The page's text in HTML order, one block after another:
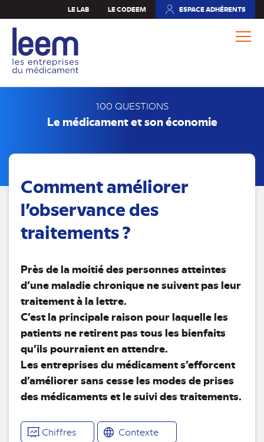
au
contenu
principal
LE LAB LE CODEEM ESPACE ADHÉRENTS
(NOUVEL
100 QUESTIONS
Le médicament et son économie
Comment améliorer
l’observance des
traitements ?
Près de la moitié des personnes atteintes
d’une maladie chronique ne suivent pas leur
traitement à la lettre.
C’est la principale raison pour laquelle les
patients ne retirent pas tous les bienfaits
qu’ils pourraient en attendre.
Les entreprises du médicament s’efforcent
d’améliorer sans cesse les modes de prises
des médicaments et le suivi des traitements.
Chiffres Contexte